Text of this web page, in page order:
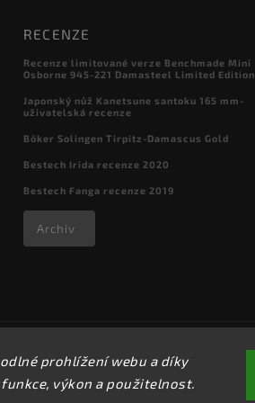
prohlížení webu a díky
výkon a použitelnost.
RECENZE
Recenze limitované verze Benchmade Mini
Osborne 945-221 Damasteel Limited Edition
Japonský nůž Kanetsune santoku 165 mm-
uživatelská recenze
Böker Solingen Tirpitz-Damascus Gold
Bestech Irida recenze 2020
Bestech Fanga recenze 2019
Archiv
. Všechna práva vyhrazena.
cookies